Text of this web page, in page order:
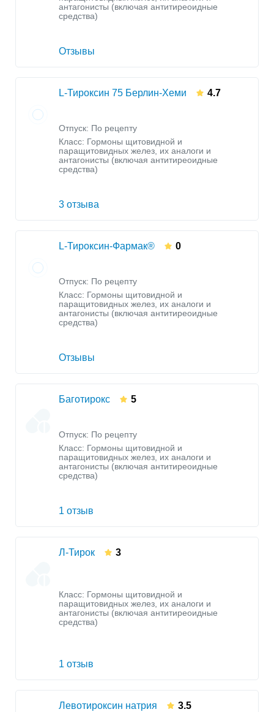
антагонисты (включая антитиреоидные
средства)
Отзывы
L-Тироксин 75 Берлин-Хеми 4.7
Отпуск: По рецепту
Класс: Гормоны щитовидной и
паращитовидных желез, их аналоги и
антагонисты (включая антитиреоидные
средства)
3 отзыва
L-Тироксин-Фармак® 0
Отпуск: По рецепту
Класс: Гормоны щитовидной и
паращитовидных желез, их аналоги и
антагонисты (включая антитиреоидные
средства)
Отзывы
Баготирокс 5
Отпуск: По рецепту
Класс: Гормоны щитовидной и
паращитовидных желез, их аналоги и
антагонисты (включая антитиреоидные
средства)
1 отзыв
Л-Тирок 3
Класс: Гормоны щитовидной и
паращитовидных желез, их аналоги и
антагонисты (включая антитиреоидные
средства)
1 отзыв
Левотироксин натрия 3.5